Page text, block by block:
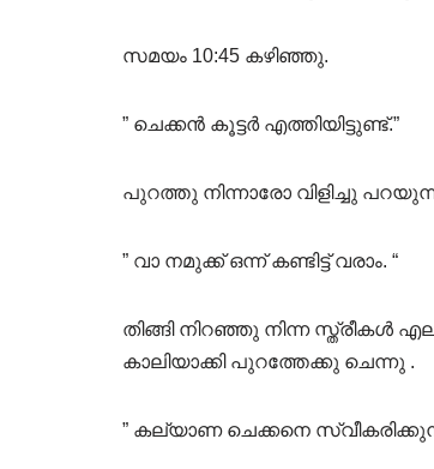
സമയം 10:45 കഴിഞ്ഞു.
” ചെക്കൻ കൂട്ടർ എത്തിയിട്ടുണ്ട്.”
പുറത്തു നിന്നാരോ വിളിച്ചു
” വാ നമുക്ക് ഒന്ന് കണ്ടിട്ട് വരാം. “
തിങ്ങി നിറഞ്ഞു നിന്ന
കാലിയാക്കി പുറത്തേക്കു ചെന്നു .
” കല്യാണ ചെക്കനെ